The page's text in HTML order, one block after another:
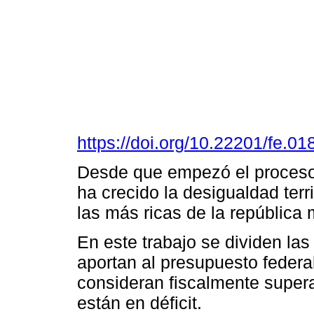
https://doi.org/10.22201/
Desde que empezó el
ha crecido la desigualdad
las más ricas de la república
En este trabajo se dividen
aportan al presupuesto
consideran fiscalmente
están en déficit.